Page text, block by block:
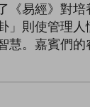
易經》對
則使管理
慧。嘉賓們